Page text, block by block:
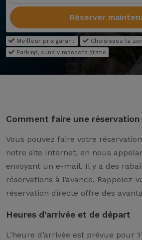
Réserver
Meilleur prix garanti
Choisissez la
Parking, cuna y mascota gratis
Comment faire une réservation
Vous pouvez faire votre
notre site Internet, en nous
envoyant un e-mail. Il y a des
réservations à l’avance. Rappelez-
réservation directe offre des
Heures d’arrivée et de départ
L’heure d’arrivée est prévue pour